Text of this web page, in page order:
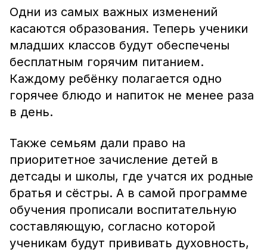
Одни из самых важных изменений
касаются образования. Теперь ученики
младших классов будут обеспечены
бесплатным горячим питанием.
Каждому ребёнку полагается одно
горячее блюдо и напиток не менее раза
в день.
Также семьям дали право на
приоритетное зачисление детей в
детсады и школы, где учатся их родные
братья и сёстры. А в самой программе
обучения прописали воспитательную
составляющую, согласно которой
ученикам будут прививать духовность,